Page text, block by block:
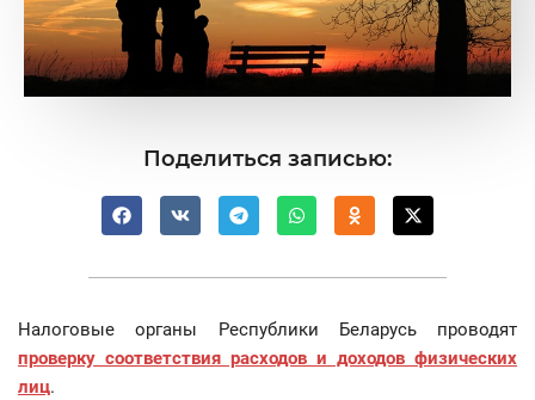
Поделиться записью:
Налоговые органы Республики Беларусь проводят
проверку соответствия расходов и доходов физических
лиц.